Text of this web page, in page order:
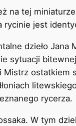
na tej
jest
dzieło Jana
sytuacji
ostatkiem
rycerza.
W tym